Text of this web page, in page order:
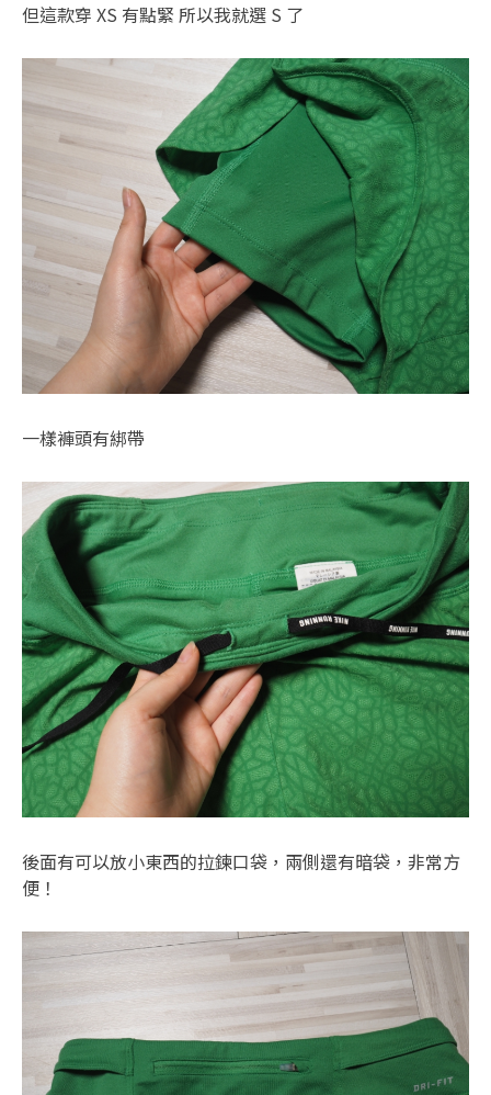
但這款穿 XS 有點緊 所以我就選 S 了
一樣褲頭有綁帶
後面有可以放小東西的拉鍊口袋，兩側還有暗袋，非常方
便！